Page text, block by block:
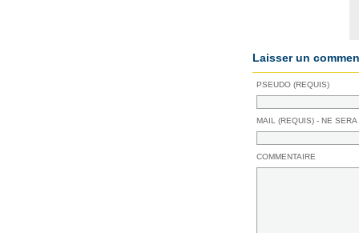
Laisser un
PSEUDO (REQUIS)
MAIL (REQUIS) - NE
COMMENTAIRE